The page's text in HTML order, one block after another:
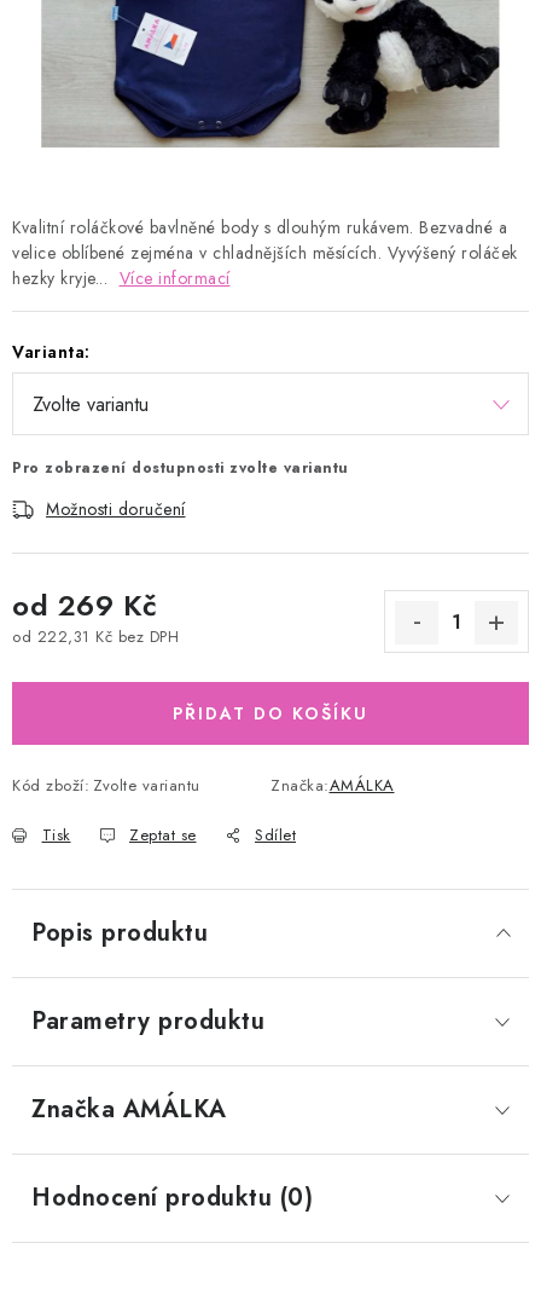
Proč AMÁLKA?
Doprava a platba
Tabulka velikostí
Postup pro vrácení a výměnu
Velkoobchod
Obchodní podmínky
Podmínky ochrany osobních údajů
Blog
Kvalitní roláčkové bavlněné body s dlouhým rukávem. Bezvadné a
velice oblíbené zejména v chladnějších měsících. Vyvýšený roláček
hezky kryje... Více informací
Varianta:
Pro zobrazení dostupnosti zvolte variantu
Možnosti doručení
od 269 Kč
od 222,31 Kč bez DPH
PŘIDAT DO KOŠÍKU
Kód zboží: Zvolte variantu Značka:AMÁLKA
Tisk Zeptat se Sdílet
Popis produktu
Parametry produktu
Značka AMÁLKA
Hodnocení produktu (0)